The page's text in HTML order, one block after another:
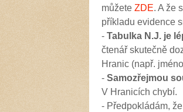
můžete ZDE. A že
příkladu evidence
- Tabulka N.J. je
čtenář skutečně
Hranic (např.
- Samozřejmou
V Hranicích chybí.
- Předpokládám,